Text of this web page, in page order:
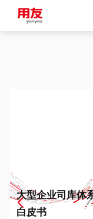
Europe
大型企业司库体
白皮书